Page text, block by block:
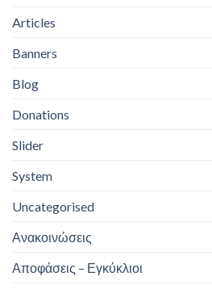
Articles
Banners
Blog
Donations
Slider
System
Uncategorised
Ανακοινώσεις
Αποφάσεις – Εγκύκλιοι